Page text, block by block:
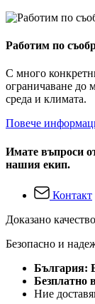
Работим по
С много
ограничаване до
среда и климата.
Повече
Имате въпроси
нашия екип.
Контакт
Доказано качество
Безопасно и
България:
Безплатно
Ние